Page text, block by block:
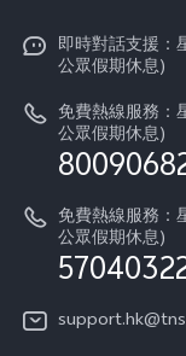
V60
Funtouch OS
系統升級
零配件價格查詢
IMEI 碼驗證
維修進度
保修條款
客戶服務私隱聲明
新聞資訊
vivo工作
法律聲明
關於我們
vivo 私隱中心
即時對話支援
公眾假期休息)
免費熱線服務：
公眾假期休息)
免費熱線服務：
公眾假期休息)